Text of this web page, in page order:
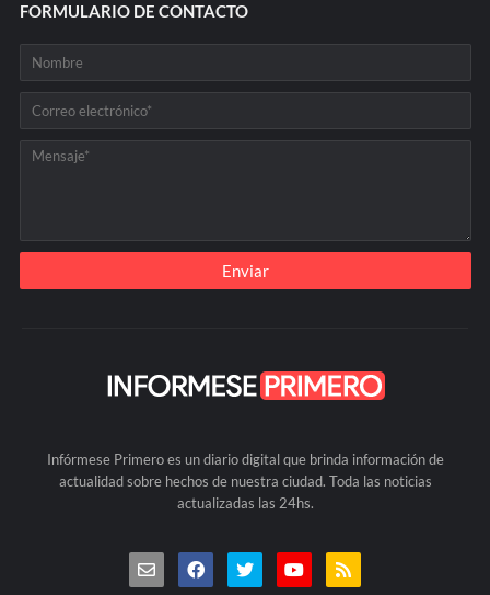
FORMULARIO DE CONTACTO
Infórmese Primero es un diario digital que brinda información de
actualidad sobre hechos de nuestra ciudad. Toda las noticias
actualizadas las 24hs.